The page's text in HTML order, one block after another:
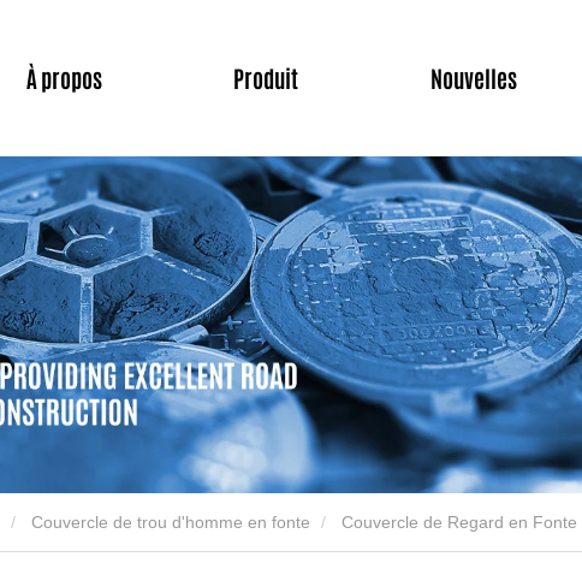
À propos Produit Nouvelles
Couvercle de trou d'homme en fonte Couvercle de Regard en